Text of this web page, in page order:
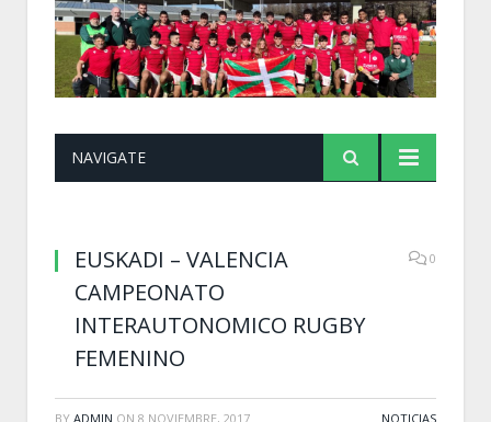
NAVIGATE
EUSKADI – VALENCIA
CAMPEONATO
INTERAUTONOMICO RUGBY
FEMENINO
0
BY ADMIN ON 8 NOVIEMBRE, 2017 NOTICIAS